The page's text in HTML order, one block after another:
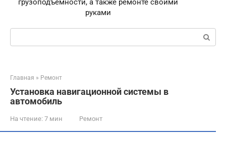
грузоподъемности, а также ремонте своими
руками
Поиск:
Главная » Ремонт
Установка навигационной системы в
автомобиль
На чтение: 7 мин Ремонт